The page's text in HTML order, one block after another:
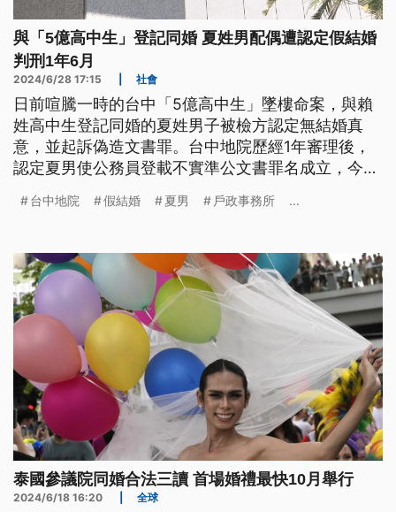
與「5億高中生」登記同婚 夏姓男配偶遭認定假結婚
判刑1年6月
2024/6/28 17:15 社會
日前喧騰一時的台中「5億高中生」墜樓命案，與賴
姓高中生登記同婚的夏姓男子被檢方認定無結婚真
意，並起訴偽造文書罪。台中地院歷經1年審理後，
認定夏男使公務員登載不實準公文書罪名成立，今
訴。
台中地院 假結婚 夏男 戶政事務所 ...
泰國參議院同婚合法三讀 首場婚禮最快10月舉行
2024/6/18 16:20 全球